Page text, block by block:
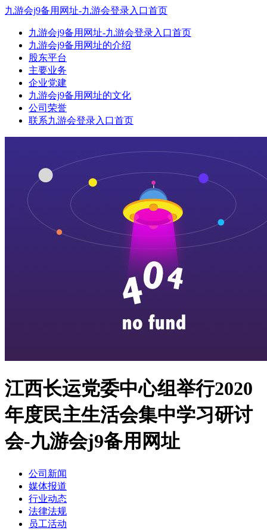
九游会j9备用网址-九游会登录入口首页
九游会j9备用网址-九游会登录入口首页
九游会j9备用网址的介绍
股东平台
主要业务
企业党建
九游会j9备用网址的文化
公司荣誉
联系九游会登录入口首页
江西长运党委中心组举行2020
年度民主生活会集中学习研讨
会-九游会j9备用网址
公司新闻
媒体报道
行业动态
法律法规
员工活动